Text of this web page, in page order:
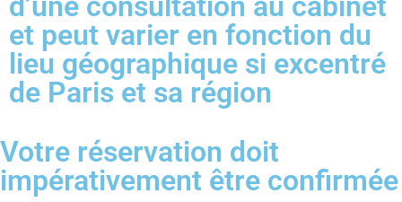
et peut varier en fonction du
lieu géographique si excentré
de Paris et sa région
Votre réservation doit
impérativement être confirmée